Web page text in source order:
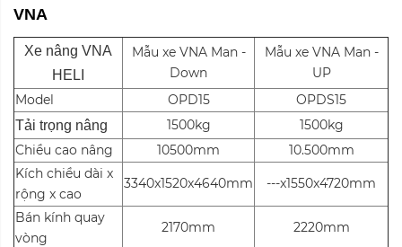
VNA
Xe nâng VNA
HELI
Mẫu xe VNA Man -
Down
Mẫu xe VNA Man -
UP
Model
OPD15 OPDS15
Tải trọng nâng 1500kg
1500kg
Chiều cao nâng
10500mm
10.500mm
Kích chiều dài x
rộng x cao
3340x1520x4640mm ---x1550x4720mm
Bán kính quay
vòng
2170mm 2220mm